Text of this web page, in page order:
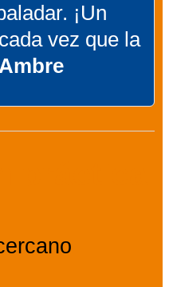
¡Un
vez que la